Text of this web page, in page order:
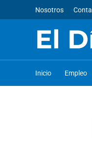
Nosotros
El
Inicio Empleo